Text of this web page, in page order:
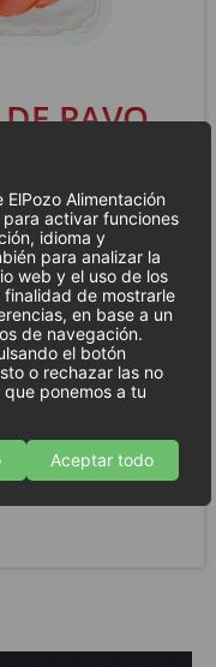
Alimentación
activar funciones
idioma y
para analizar la
web y el uso de los
de mostrarle
en base a un
de navegación.
el botón
o rechazar las no
ponemos a tu
Aceptar todo
PAVO